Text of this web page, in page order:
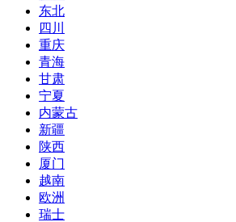
东北
四川
重庆
青海
甘肃
宁夏
内蒙古
新疆
陕西
厦门
越南
欧洲
瑞士